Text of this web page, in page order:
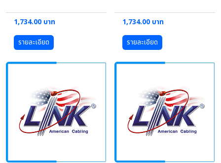
1,734.00 บาท
รายละเอียด
1,734.00 บาท
รายละเอียด